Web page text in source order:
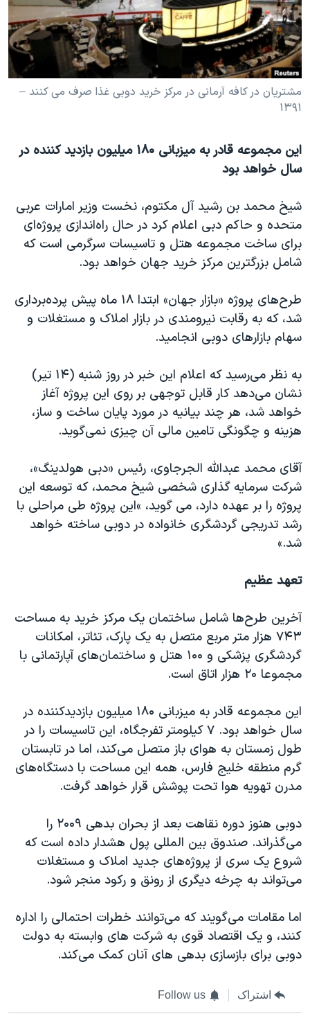
فرهنگ و زندگی
حقوق شهروندی
اقتصادی
علم و فناوری
اسرائیل در جنگ
آرشیو پخش زنده
مستندها
انتخابات ریاست جمهوری آمریکا ۲۰۲۴
حمله جمهوری اسلامی به اسرائیل
رمز مهسا
ورزش زنان در ایران
مجموعه مستندهای دادخواهی
دادگاه حمید نوری
چهل سال گروگان‌گیری
قانون شفافیت دارائی کادر رهبری ایران
اسرائیل در جنگ
نرگس محمدی برنده جایزه نوبل صلح
صفحه‌های ویژه
سفر پرزیدنت ترامپ به چین
دنبال کنید
زبانهای مختلف
مشتریان در کافه آرمانی در مرکز خرید دوبی غذا صرف می کنند –
۱۳۹۱
این مجموعه قادر به میزبانی ۱۸۰ میلیون بازدید کننده در
سال خواهد بود
شيخ محمد بن رشيد آل مکتوم، نخست وزیر امارات عربی
متحده و حاکم دبی اعلام کرد در حال راه‌اندازی پروژه‌ای
برای ساخت مجموعه هتل و تاسيسات سرگرمی است که
شامل بزرگترین مرکز خرید جهان خواهد بود.
طرح‌های پروژه «بازار جهان» ابتدا ۱۸ ماه پيش پرده‌برداری
شد، که به رقابت نيرومندی در بازار املاک و مستغلات و
سهام بازارهای دوبی انجاميد.
به نظر می‌رسيد که اعلام این خبر در روز شنبه (۱۴ تير)
نشان می‌دهد کار قابل توجهی بر روی این پروژه آغاز
خواهد شد، هر چند بیانیه در مورد پايان ساخت و ساز،
هزينه و چگونگی تامين مالی آن چيزی نمی‌گويد.
آقای محمد عبدالله الجرجاوی، رئيس «دبی هولدينگ»،
شرکت سرمايه گذاری شخصی شيخ محمد، که توسعه اين
پروژه را بر عهده دارد، می گويد، «اين پروژه طی مراحلی با
رشد تدریجی گردشگری خانواده در دوبی ساخته خواهد
شد.»
تعهد عظیم
آخرین طرح‌ها شامل ساختمان یک مرکز خريد به مساحت
۷۴۳ هزار متر مربع متصل به یک پارک، تئاتر، امکانات
گردشگری پزشکی و ۱۰۰ هتل و ساختمان‌های آپارتمانی با
مجموعا ۲۰ هزار اتاق است
.
این مجموعه قادر به میزبانی ۱۸۰ میلیون بازدیدکننده در
سال خواهد بود. ۷ کیلومتر تفرجگاه، اين تاسيسات را در
طول زمستان به هوای باز متصل می‌کند، اما در تابستان
گرم منطقه خلیج فارس، همه اين مساحت با دستگاه‌های
مدرن تهويه هوا تحت پوشش قرار خواهد گرفت.
دوبی هنوز دوره نقاهت بعد از بحران بدهی ۲۰۰۹ را
می‌گذراند. صندوق بین المللی پول هشدار داده است که
شروع يک سری از پروژه‌های جدید املاک و مستغلات
می‌تواند به چرخه دیگری از رونق و رکود منجر شود.
اما مقامات می‌گویند که می‌توانند خطرات احتمالی را اداره
کنند، و یک اقتصاد قوی به شرکت های وابسته به دولت
دوبی برای بازسازی بدهی های آنان کمک می‌کند.
اشتراک Follow us